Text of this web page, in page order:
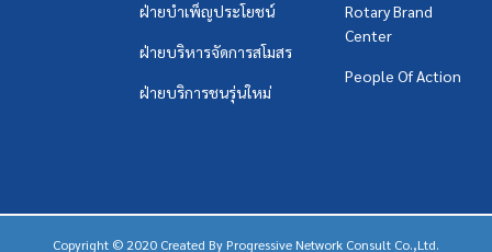
ฝ่ายบำเพ็ญประโยชน์
ฝ่ายบริหารจัดการสโมสร
ฝ่ายบริการชนรุ่นใหม่
Rotary Brand
Center
People Of Action
Copyright © 2020 Created By Progressive Network Consult Co.,Ltd.